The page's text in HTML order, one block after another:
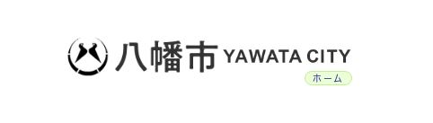
ホーム